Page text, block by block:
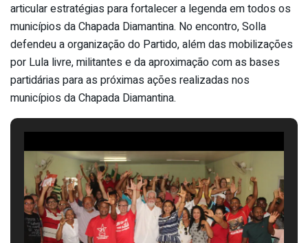
articular estratégias para fortalecer a legenda em todos os
municípios da Chapada Diamantina. No encontro, Solla
defendeu a organização do Partido, além das mobilizações
por Lula livre, militantes e da aproximação com as bases
partidárias para as próximas ações realizadas nos
municípios da Chapada Diamantina.